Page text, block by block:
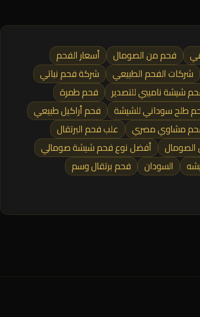
فحم من الصومال
أسعار الفحم
شركات الفحم الطبيعي
شركة فحم نباتي
شيشة ناميبي للتصدير
فحم طمرة
طلح سوداني للشيشة
فحم أراكيل طبيعي
مشاوي مصري
علب فحم البرتقال
أفضل نوع فحم شيشة صومالي
السودان
فحم برتقال وسم